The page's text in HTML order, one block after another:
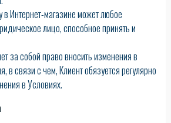
в Интернет-магазине может любое
лицо, способное принять и
за собой право вносить изменения в
в связи с чем, Клиент обязуется регулярно
в Условиях.